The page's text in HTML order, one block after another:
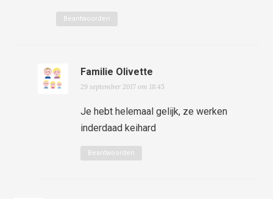
Beantwoorden
Familie Olivette
29 september 2017 om 18:45
Je hebt helemaal gelijk, ze werken
inderdaad keihard
Beantwoorden